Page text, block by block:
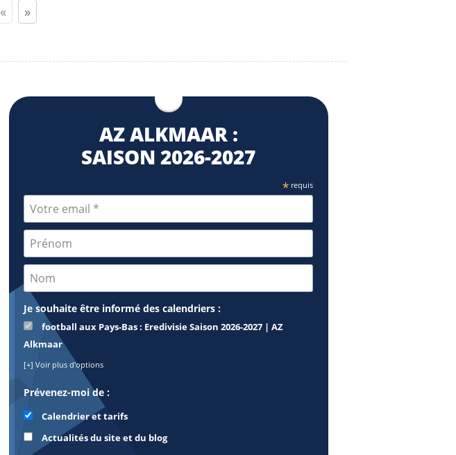
« »
AZ ALKMAAR :
SAISON 2026⁠-2027
* requis
Je souhaite être informé des calendriers :
football aux Pays-Bas : Eredivisie Saison 2026-2027 | AZ
Alkmaar
[+] Voir plus d'options
Prévenez-moi de :
Calendrier et tarifs
Actualités du site et du blog